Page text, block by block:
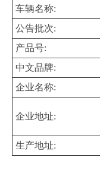
车辆名称:
公告批次:
产品号:
中文品牌:
企业名称:
企业地址:
生产地址: